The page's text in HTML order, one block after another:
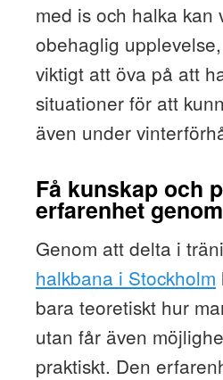
med is och halka kan
obehaglig
viktigt att öva på att
situationer för att
även under
Få kunskap och
erfarenhet
Genom att delta i
halkbana i Stockholm
bara teoretiskt hur
utan får även
praktiskt. Den